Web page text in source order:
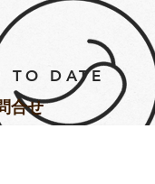
TO DATE
合せ